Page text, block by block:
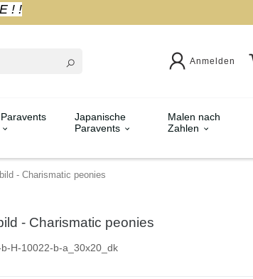
! !
Anmelden
Paravents
Japanische
Paravents
Malen nach
Zahlen
- Charismatic peonies
- Charismatic peonies
H-10022-b-a_30x20_dk